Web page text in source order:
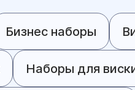
Бизнес наборы
Наборы для